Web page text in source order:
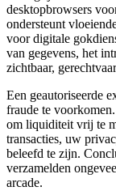
desktopbrowsers
ondersteunt
voor digitale
van gegevens, het
zichtbaar,
Een geautoriseerde
fraude te
om liquiditeit vrij te
transacties, uw
beleefd te zijn.
verzamelden
arcade.